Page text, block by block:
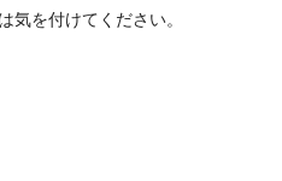
気を付けてください。